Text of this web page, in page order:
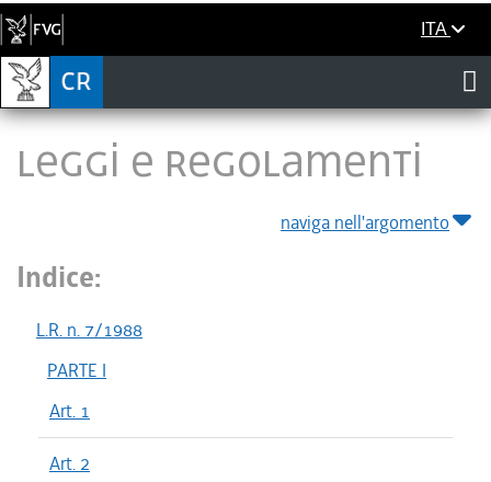
ITA
LEGGI E REGOLAMENTI
naviga nell'argomento
Indice:
L.R. n. 7/1988
PARTE I
Art. 1
Art. 2